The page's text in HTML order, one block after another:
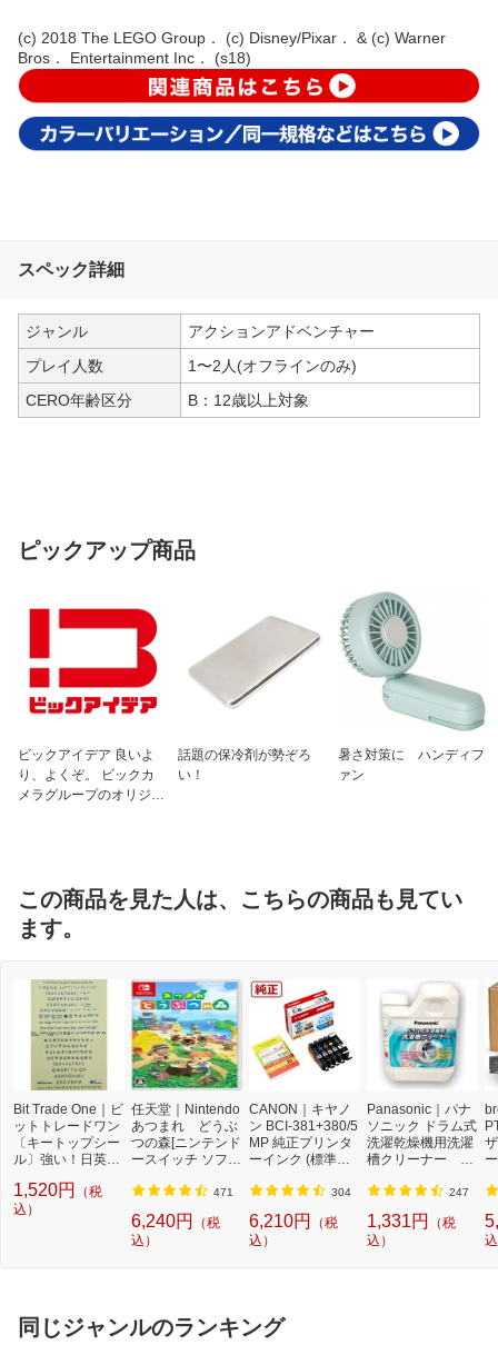
(c) 2018 The LEGO Group． (c) Disney/Pixar． & (c) Warner
Bros． Entertainment Inc． (s18)
スペック詳細
ジャンル
アクションアドベンチャー
プレイ人数
1〜2人(オフラインのみ)
CERO年齢区分
B：12歳以上対象
ピックアップ商品
ビックアイデア 良いよ
り、よくぞ。 ビックカ
メラグループのオリジナ
話題の保冷剤が勢ぞろ
い！
暑さ対策に ハンディフ
ァン
この商品を見た人は、こちらの商品も見てい
ます。
Bit Trade One｜ビ
ットトレードワン
〔キートップシー
ル〕強い！日英対
プシールセット ブ
ルー DYKTSBL
1,520円
（税
込）
任天堂｜Nintendo
あつまれ どうぶ
つの森[ニンテンド
ースイッチ ソフ
471
6,240円
（税
込）
CANON｜キヤノ
ン BCI-381+380/5
MP 純正プリンタ
ーインク (標準容
3813805MP] 304
6,210円
（税
込）
Panasonic｜パナ
ソニック ドラム式
洗濯乾燥機用洗濯
槽クリーナー N-
機 洗浄 洗剤 750m
l NW2]【rb_pcp】
247
1,331円
（税
込）
T
同じジャンルのランキング